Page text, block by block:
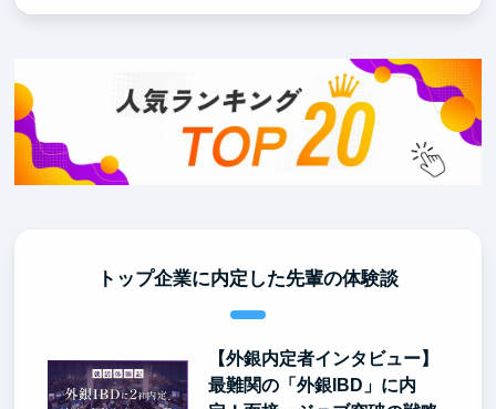
トップ企業に内定した先輩の体験談
【外銀内定者インタビュー】
最難関の「外銀IBD」に内